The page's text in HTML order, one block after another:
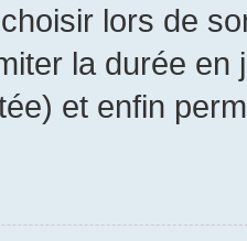
lors de
la durée
et enfin